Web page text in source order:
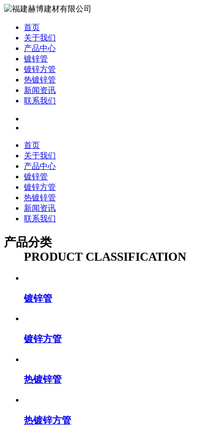
首页
关于我们
产品中心
镀锌管
镀锌方管
热镀锌管
新闻资讯
联系我们
首页
关于我们
产品中心
镀锌管
镀锌方管
热镀锌管
新闻资讯
联系我们
产品分类
PRODUCT CLASSIFICATION
镀锌管
镀锌方管
热镀锌管
热镀锌方管